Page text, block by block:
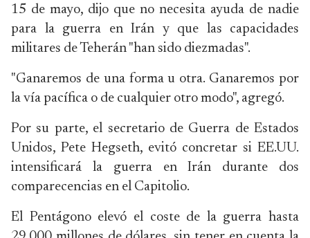
15 de mayo, dijo que no necesita ayuda de nadie
para la guerra en Irán y que las capacidades
militares de Teherán "han sido diezmadas".
"Ganaremos de una forma u otra. Ganaremos por
la vía pacífica o de cualquier otro modo", agregó.
Por su parte, el secretario de Guerra de Estados
Unidos, Pete Hegseth, evitó concretar si EE.UU.
intensificará la guerra en Irán durante dos
comparecencias en el Capitolio.
El Pentágono elevó el coste de la guerra hasta